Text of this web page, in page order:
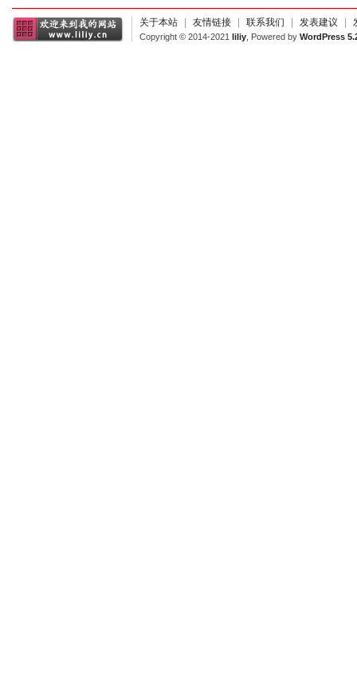
关于本站 | 友情链接 | 联系我们 | 发表建议 |
Copyright © 2014-2021 liliy , Powered by WordPress